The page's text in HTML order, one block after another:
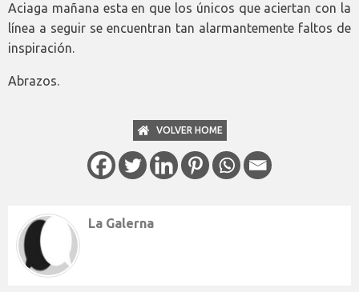
Aciaga mañana esta en que los únicos que aciertan con la
línea a seguir se encuentran tan alarmantemente faltos de
inspiración.
Abrazos.
VOLVER HOME
La Galerna